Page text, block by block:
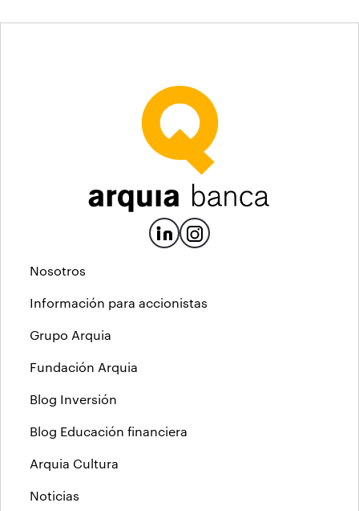
Nosotros
Información para accionistas
Grupo Arquia
Fundación Arquia
Blog Inversión
Blog Educación financiera
Arquia Cultura
Noticias